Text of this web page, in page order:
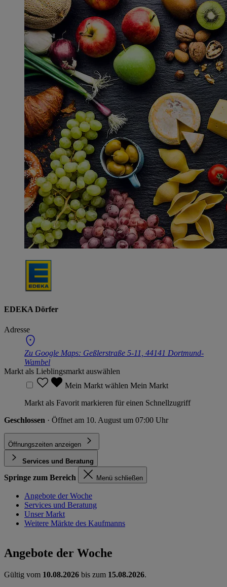
EDEKA Dörfer
Adresse
Zu Google Maps: Geßlerstraße 5-11, 44141 Dortmund-
Wambel
Markt als Lieblingsmarkt auswählen
Mein Markt wählen Mein Markt
Markt als Favorit markieren für einen Schnellzugriff
Geschlossen · Öffnet am 10. August um 07:00 Uhr
Öffnungszeiten anzeigen
Services und Beratung
Springe zum Bereich Menü schließen
Angebote der Woche
Services und Beratung
Unser Markt
Weitere Märkte des Kaufmanns
Angebote der Woche
Gültig vom 10.08.2026 bis zum 15.08.2026.